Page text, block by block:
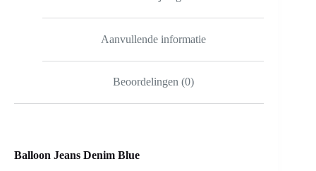
Aanvullende informatie
Beoordelingen (0)
Balloon Jeans Denim Blue